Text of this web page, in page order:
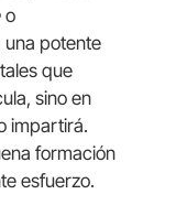
o
una potente
que
sino en
impartirá.
formación
esfuerzo.